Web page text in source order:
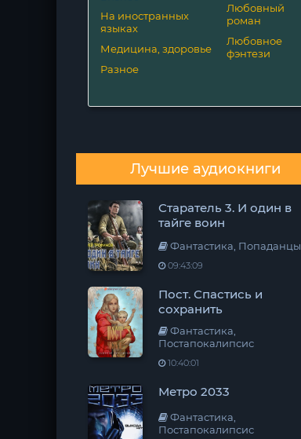
На иностранных
языках
Медицина, здоровье
Разное
Любовный
роман
Любовное
фэнтези
Лучшие аудиокниги
Старатель 3. И один в
тайге воин
Фантастика, Попаданцы
09:43:09
Пост. Спастись и
сохранить
Фантастика,
Постапокалипсис
10:40:01
Метро 2033
Фантастика,
Постапокалипсис